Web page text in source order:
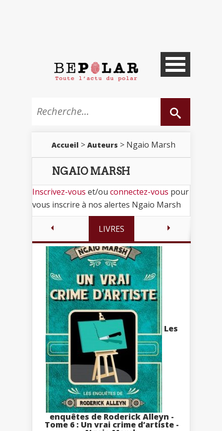
Accueil > Auteurs > Ngaio Marsh
NGAIO MARSH
Inscrivez-vous et/ou connectez-vous pour
vous inscrire à nos alertes Ngaio Marsh
LIVRES
Les
enquêtes de Roderick Alleyn -
Tome 6 : Un vrai crime d’artiste -